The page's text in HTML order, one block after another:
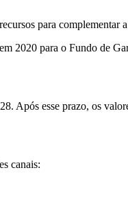
para
2020 para o Fundo de
Após esse prazo, os
canais: